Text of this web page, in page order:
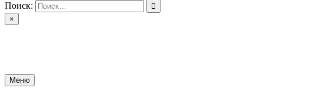
Поиск:
×
Меню